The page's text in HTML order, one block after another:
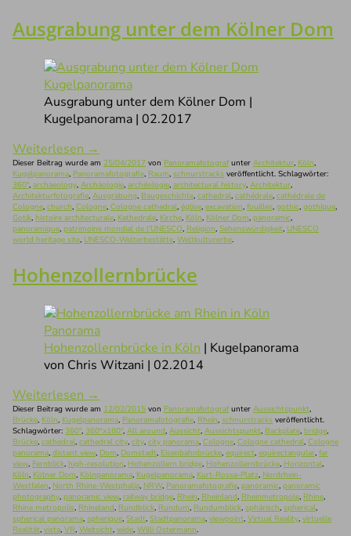
Ausgrabung unter dem Kölner Dom
Ausgrabung unter dem Kölner Dom |
Kugelpanorama | 02.2017
Weiterlesen →
Dieser Beitrag wurde am 25/04/2017 von Panoramafotografunter Architektur, Köln,
Kugelpanorama, Panoramafotografie, Raum, schnurstracks veröffentlicht. Schlagwörter:
360°, archaeology, Archäologie, archéologie, architectural history, Architektur,
Architekturfotografie, Ausgrabung, Baugeschichte, cathedral, cathédrale, cathédrale de
Cologne, church, Cologne, Cologne cathedral, église, excavation, fouilles, gothic, gothique,
Gotik, histoire architecturale, Kathedrale, Kirche, Köln, Kölner Dom, panoramic,
panoramique, patrimoine mondial de l'UNESCO, Religion, Sehenswürdigkeit, UNESCO
world heritage site, UNESCO-Welterbestätte, Weltkulturerbe.
Hohenzollernbrücke
Hohenzollernbrücke in Köln | Kugelpanorama
von Chris Witzani | 02.2014
Weiterlesen →
Dieser Beitrag wurde am 12/02/2015 von Panoramafotografunter Aussichtspunkt,
Brücke, Köln, Kugelpanorama, Panoramafotografie, Rhein, schnurstracks veröffentlicht.
Schlagwörter: 360°, 360°x180°, All around, Aussicht, Aussichtspunkt, Backplate, bridge,
Brücke, cathedral, cathedral city, city, city panorama, Cologne, Cologne cathedral, Cologne
panorama, distant view, Dom, Domstadt, Eisenbahnbrücke, equirect, equirectangular, far
view, Fernblick, high-resolution, Hohenzollern bridge, Hohenzollernbrücke, Horizontal,
Köln, Kölner Dom, Kölnpanorama, Kugelpanorama, Kurt-Rossa-Platz, Nordrhein-
Westfalen, North Rhine-Westphalia, NRW, Panoramafotografie, panoramic, panoramic
photography, panoramic view, railway bridge, Rhein, Rheinland, Rheinmetropole, Rhine,
Rhine metropolis, Rhineland, Rundblick, Rundum, Rundumblick, sphärisch, spherical,
spherical panorama, spherique, Stadt, Stadtpanorama, viewpoint, Virtual Reality, virtuelle
Realität, vista, VR, Weitsicht, wide, Willi Ostermann.